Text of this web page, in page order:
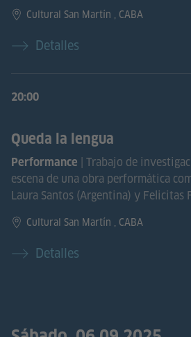
Cultural San Martín , CABA
Detalles
20:00
Queda la lengua
Performance | Trabajo de
escena de una obra performática
Laura Santos (Argentina) y Felicitas
Cultural San Martín , CABA
Detalles